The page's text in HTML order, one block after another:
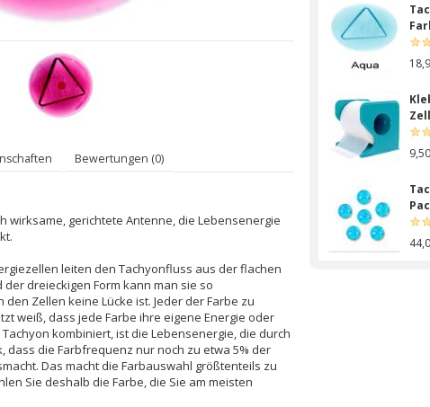
Bewertungen (0)
wirksame, gerichtete Antenne, die Lebensenergie
leiten den Tachyonfluss aus der flachen
dreieckigen Form kann man sie so
Zellen keine Lücke ist. Jeder der Farbe zu
weiß, dass jede Farbe ihre eigene Energie oder
kombiniert, ist die Lebensenergie, die durch
dass die Farbfrequenz nur noch zu etwa 5% der
Das macht die Farbauswahl größtenteils zu
Sie deshalb die Farbe, die Sie am meisten